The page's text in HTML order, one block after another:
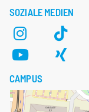
SOZIALE MEDIEN
CAMPUS